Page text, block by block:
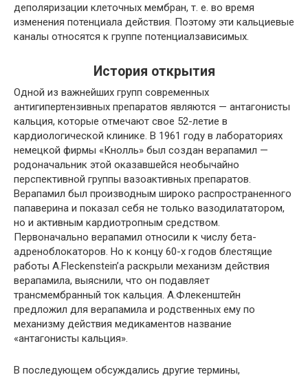
деполяризации клеточных мембран, т. е. во время
изменения потенциала действия. Поэтому эти кальциевые
каналы относятся к группе потенциалзависимых.
История открытия
Одной из важнейших групп современных
антигипертензивных препаратов являются — антагонисты
кальция, которые отмечают свое 52-летие в
кардиологической клинике. В 1961 году в лабораториях
немецкой фирмы «Кнолль» был создан верапамил —
родоначальник этой оказавшейся необычайно
перспективной группы вазоактивных препаратов.
Верапамил был производным широко распространенного
папаверина и показал себя не только вазодилататором,
но и активным кардиотропным средством.
Первоначально верапамил относили к числу бета-
адреноблокаторов. Но к концу 60-х годов блестящие
работы A.Fleckenstein’a раскрыли механизм действия
верапамила, выяснили, что он подавляет
трансмембранный ток кальция. А.Флекенштейн
предложил для верапамила и родственных ему по
механизму действия медикаментов название
«антагонисты кальция».
В последующем обсуждались другие термины,